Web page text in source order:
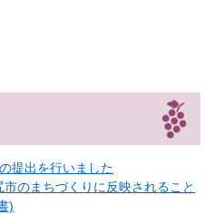
提出を行いました
のまちづくりに反映されること
)